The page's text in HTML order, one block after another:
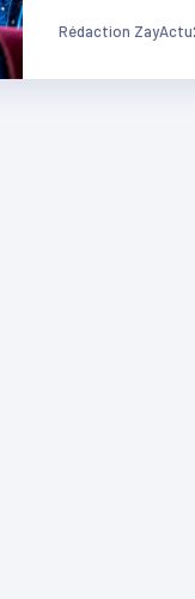
Rédaction ZayActu